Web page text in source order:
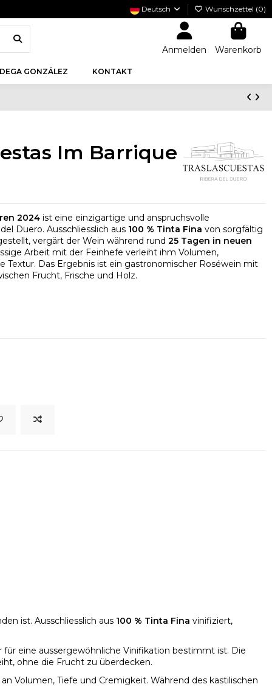
Deutsch Wunschzettel (0)
Anmelden Warenkorb
GONZÁLEZ KONTAKT
Im Barrique
2024ist eine einzigartige und anspruchsvolle
Duero. Ausschliesslich aus 100 % Tinta Fina von sorgfältig
vergärt der Wein während rund 25 Tagen in neuen
Arbeit mit der Feinhefe verleiht ihm Volumen,
Textur. Das Ergebnis ist ein gastronomischer Roséwein mit
Frucht, Frische und Holz.
ist. Ausschliesslich aus 100 % Tinta Fina vinifiziert,
eine aussergewöhnliche Vinifikation bestimmt ist. Die
ohne die Frucht zu überdecken.
Volumen, Tiefe und Cremigkeit. Während des kastilischen